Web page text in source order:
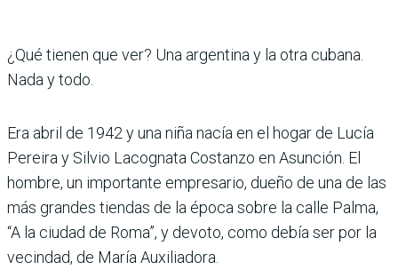
¿Qué tienen que ver? Una argentina y la otra cubana.
Nada y todo.
Era abril de 1942 y una niña nacía en el hogar de Lucía
Pereira y Silvio Lacognata Costanzo en Asunción. El
hombre, un importante empresario, dueño de una de las
más grandes tiendas de la época sobre la calle Palma,
“A la ciudad de Roma”, y devoto, como debía ser por la
vecindad, de María Auxiliadora.